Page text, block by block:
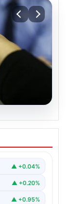
devam
▲ +0.04%
▲ +0.20%
▲ +0.95%